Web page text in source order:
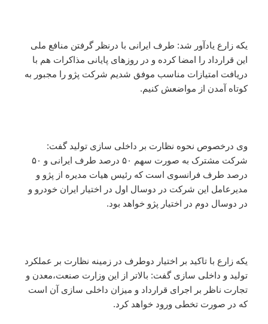
یکه زارع یادآور شد:‌ طرف ایرانی با درنظر گرفتن منافع ملی
این قرارداد را امضا کرده و در روزهای پایانی مذاکرات هم با
دریافت امتیازات مناسب موفق شدیم شرکت پژو را مجبور به
کوتاه آمدن از مواضعش کنیم.
وی درخصوص نحوه نظارت بر داخلی سازی تولید گفت:‌
شرکت مشترک به صورت سهم ۵۰ درصد طرف ایرانی و ۵۰
درصد طرف فرانسوی است که رئیس هیات مدیره از پژو و
مدیرعامل این شرکت در دوسال اول در اختیار ایران خودرو و
در دوسال دوم در اختیار پژو خواهد بود.
یکه زارع با تاکید بر اختیار دوطرف در زمینه نظارت بر عملکرد
تولید و داخلی سازی گفت: بالاتر از این وزارت صنعت،‌معدن و
تجارت ناظر بر اجرای قرارداد و میزان داخلی سازی آن است
که در صورت تخطی ورود خواهد کرد.